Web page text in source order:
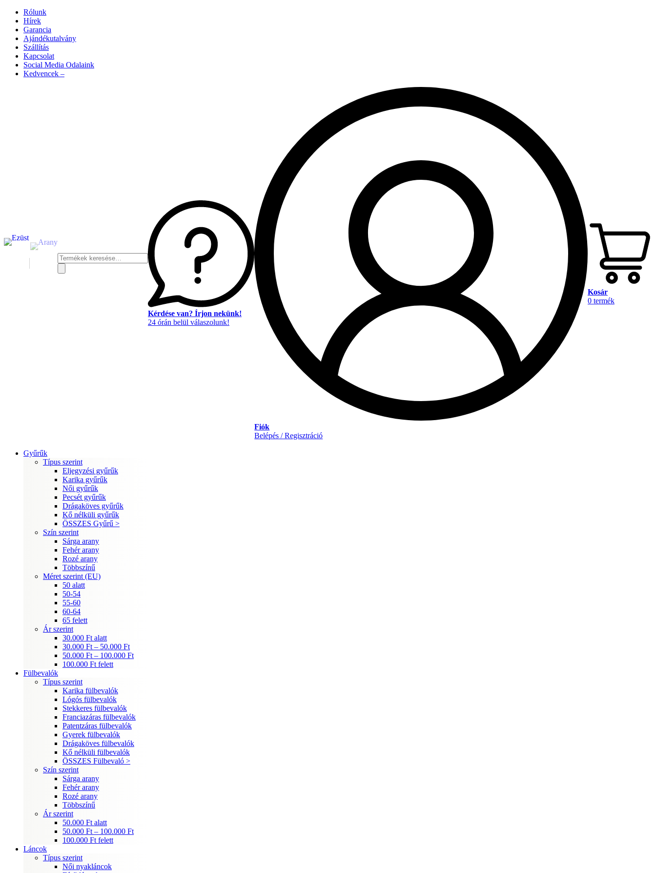
Rólunk
Hírek
Garancia
Ajándékutalvány
Szállítás
Kapcsolat
Social Media Odalaink
Kedvencek –
Keresés
a
következőre:
Kérdése van? Írjon nekünk!
24 órán belül válaszolunk!
Fiók
Belépés / Regisztráció
Kosár
0 termék
Gyűrűk
Típus szerint
Eljegyzési gyűrűk
Karika gyűrűk
Női gyűrűk
Pecsét gyűrűk
Drágaköves gyűrűk
Kő nélküli gyűrűk
ÖSSZES Gyűrű >
Szín szerint
Sárga arany
Fehér arany
Rozé arany
Többszínű
Méret szerint (EU)
50 alatt
50-54
55-60
60-64
65 felett
Ár szerint
30.000 Ft alatt
30.000 Ft – 50.000 Ft
50.000 Ft – 100.000 Ft
100.000 Ft felett
Fülbevalók
Típus szerint
Karika fülbevalók
Lógós fülbevalók
Stekkeres fülbevalók
Franciazáras fülbevalók
Patentzáras fülbevalók
Gyerek fülbevalók
Drágaköves fülbevalók
Kő nélküli fülbevalók
ÖSSZES Fülbevaló >
Szín szerint
Sárga arany
Fehér arany
Rozé arany
Többszínű
Ár szerint
50.000 Ft alatt
50.000 Ft – 100.000 Ft
100.000 Ft felett
Láncok
Típus szerint
Női nyakláncok